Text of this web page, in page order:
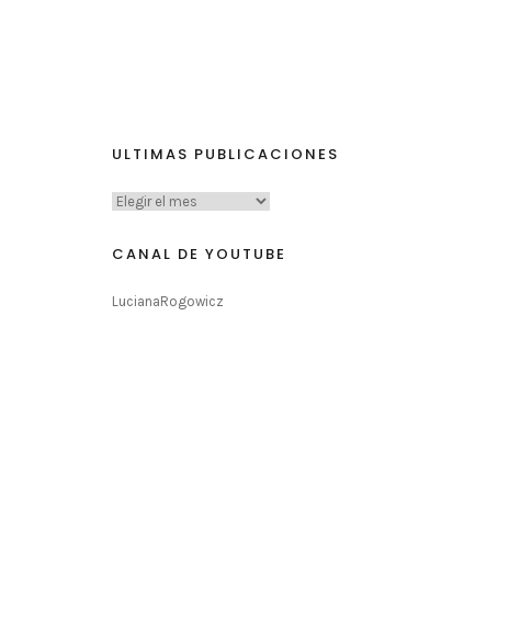
ULTIMAS PUBLICACIONES
CANAL DE YOUTUBE
LucianaRogowicz